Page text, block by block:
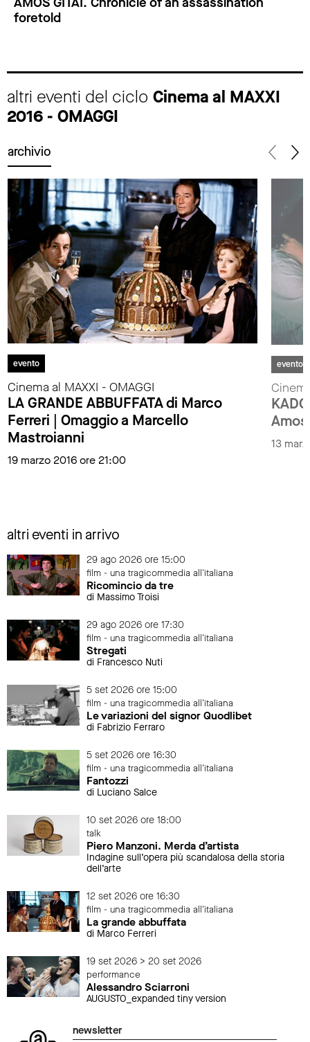
foretold
altri eventi del ciclo Cinema al MAXXI
2016 - OMAGGI
archivio
evento
Cinema al MAXXI - OMAGGI
LA GRANDE ABBUFFATA di Marco
Ferreri | Omaggio a Marcello
Mastroianni
19 marzo 2016 ore 21:00
evento
13
altri eventi in arrivo
29 ago 2026 ore 15:00
film - una tragicommedia all'italiana
Ricomincio da tre
di Massimo Troisi
29 ago 2026 ore 17:30
film - una tragicommedia all'italiana
Stregati
di Francesco Nuti
5 set 2026 ore 15:00
film - una tragicommedia all'italiana
Le variazioni del signor Quodlibet
di Fabrizio Ferraro
5 set 2026 ore 16:30
film - una tragicommedia all'italiana
Fantozzi
di Luciano Salce
10 set 2026 ore 18:00
talk
Piero Manzoni. Merda d’artista
Indagine sull’opera più scandalosa della storia
dell’arte
12 set 2026 ore 16:30
film - una tragicommedia all'italiana
La grande abbuffata
di Marco Ferreri
19 set 2026 > 20 set 2026
performance
Alessandro Sciarroni
AUGUSTO_expanded tiny version
newsletter